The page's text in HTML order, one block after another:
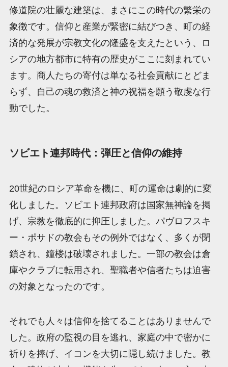
修道院の壮麗な建築は、まさにこの時代の繁栄の
象徴です。信仰と産業が緊密に結びつき、町の経
済的な発展が宗教文化の隆盛を支えたという、ロ
シアの地方都市に特有の歴史がここに刻まれてい
ます。商人たちの寄付は単なる社会貢献にとどま
らず、自己の魂の救済と神の祝福を願う敬虔な行
動でした。
ソビエト連邦時代：弾圧と信仰の維持
20世紀のロシア革命を機に、町の運命は劇的に変
化しました。ソビエト連邦政府は国家無神論を掲
げ、宗教を徹底的に抑圧しました。パヴロフスキ
ー・ポサドの教会もその例外ではなく、多くが閉
鎖され、鐘楼は破壊されました。一部の教会は倉
庫やクラブに転用され、聖職者や信者たちは迫害
の対象となったのです。
それでも人々は信仰を捨てることはありませんで
した。政府の監視の目を逃れ、家庭の中で密かに
祈りを捧げ、イコンを大切に隠し続けました。教